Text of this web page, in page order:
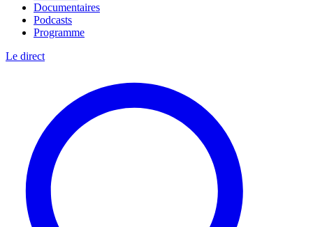
Documentaires
Podcasts
Programme
Le direct